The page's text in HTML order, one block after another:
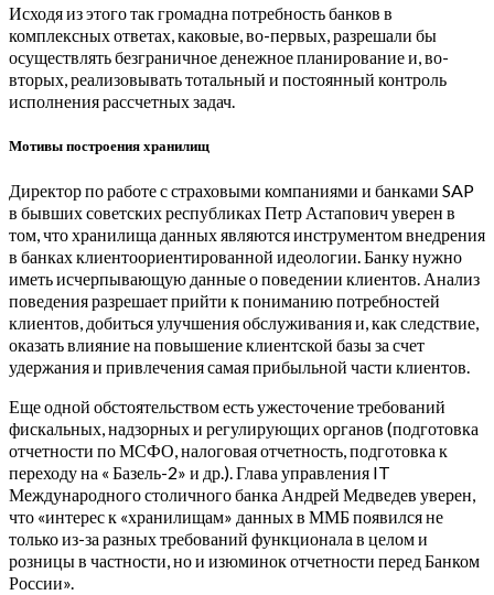
Исходя из этого так громадна потребность банков в
комплексных ответах, каковые, во-первых, разрешали бы
осуществлять безграничное денежное планирование и, во-
вторых, реализовывать тотальный и постоянный контроль
исполнения рассчетных задач.
Мотивы построения хранилищ
Директор по работе с страховыми компаниями и банками SAP
в бывших советских республиках Петр Астапович уверен в
том, что хранилища данных являются инструментом внедрения
в банках клиентоориентированной идеологии. Банку нужно
иметь исчерпывающую данные о поведении клиентов. Анализ
поведения разрешает прийти к пониманию потребностей
клиентов, добиться улучшения обслуживания и, как следствие,
оказать влияние на повышение клиентской базы за счет
удержания и привлечения самая прибыльной части клиентов.
Еще одной обстоятельством есть ужесточение требований
фискальных, надзорных и регулирующих органов (подготовка
отчетности по МСФО, налоговая отчетность, подготовка к
переходу на « Базель-2» и др.). Глава управления IT
Международного столичного банка Андрей Медведев уверен,
что «интерес к «хранилищам» данных в ММБ появился не
только из-за разных требований функционала в целом и
розницы в частности, но и изюминок отчетности перед Банком
России».